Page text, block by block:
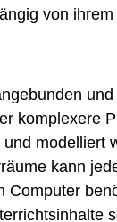
von
komplexere
kann